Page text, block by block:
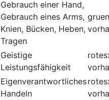
Gebrauch einer Hand,
Gebrauch eines Arms,
Knien, Bücken, Heben,
Tragen
Geistige
Leistungsfähigkeit
Eigenverantwortliches
Handeln